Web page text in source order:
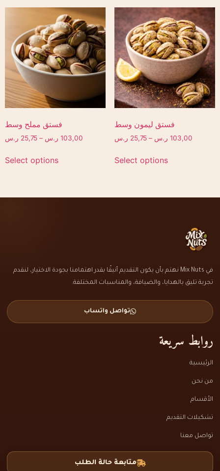
فستق مملح وسط
25,75 ر.س – 103,00 ر.س
Select options
فستق ليمون وسط
25,75 ر.س – 103,00 ر.س
Select options
في Mix Nuts نهتم بأن يكون التقديم أنيقًا بقدر اهتمامنا بجودة الاختيار، لنقدم
تجربة تليق بالهدايا، والضيافة، والمناسبات المختلفة.
تواصل واتساب
روابط سريعة
الرئيسية
من نحن
الأقسام
تشكيلات التقديم
تواصل معنا
متابعة حالة الطلب